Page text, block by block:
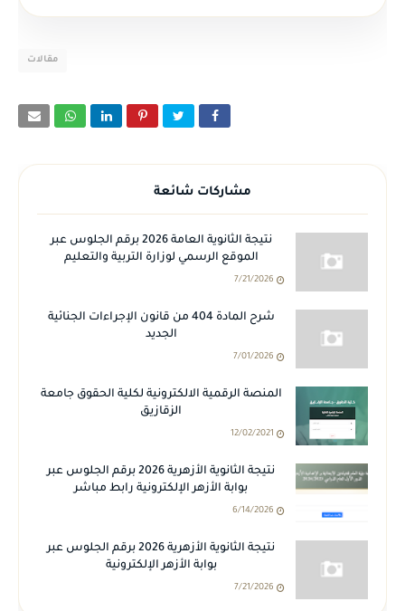
مقالات
مشاركات شائعة
نتيجة الثانوية العامة 2026 برقم الجلوس عبر
الموقع الرسمي لوزارة التربية والتعليم
7/21/2026
شرح المادة 404 من قانون الإجراءات الجنائية
الجديد
7/01/2026
المنصة الرقمية الالكترونية لكلية الحقوق جامعة
الزقازيق
12/02/2021
نتيجة الثانوية الأزهرية 2026 برقم الجلوس عبر
بوابة الأزهر الإلكترونية رابط مباشر
6/14/2026
نتيجة الثانوية الأزهرية 2026 برقم الجلوس عبر
بوابة الأزهر الإلكترونية
7/21/2026